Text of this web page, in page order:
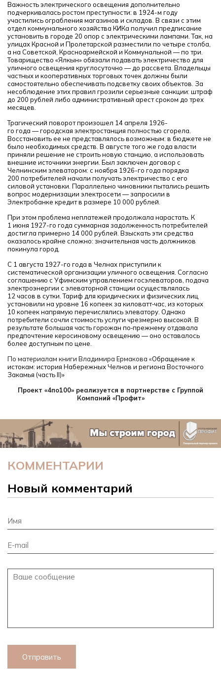
Важность электрического освещения дополнительно
подчеркивалась ростом преступности: в 1924-м году
участились ограбления магазинов и складов. В связи с этим
отдел коммунального хозяйства КИКа получил предписание
установить в городе 20 опор с электрическими лампами. Так, на
улицах Красной и Пролетарской разместили по четыре столба,
а на Советской, Красноармейской и Коммунальной — по три.
Товарищество «Ялкын» обязали подавать электричество для
уличного освещения круглосуточно — до рассвета. Владельцы
частных и кооперативных торговых точек должны были
самостоятельно обеспечивать подсветку своих объектов. За
несоблюдение этих правил грозили серьезные санкции: штраф
до 200 рублей либо административный арест сроком до трех
месяцев.
Трагический поворот произошел 14 апреля 1926-
го года — городская электростанция полностью сгорела.
Восстановить ее не представлялось возможным: в бюджете не
было необходимых средств. В августе того же года власти
приняли решение не строить новую станцию, а использовать
внешние источники энергии. Был заключен договор с
Челнинским элеватором: с ноября 1926-го года порядка
200 потребителей начали получать электричество с его
силовой установки. Параллельно чиновники пытались решить
вопрос модернизации электросети — запросили в
Электробанке кредит в размере 10 000 рублей.
При этом проблема неплатежей продолжала нарастать. К
1 июня 1927-го года суммарная задолженность потребителей
достигла примерно 14 000 рублей. Взыскать эти средства
оказалось крайне сложно: значительная часть должников
покинула город.
С 1 августа 1927-го года в Челнах приступили к
систематической организации уличного освещения. Согласно
соглашению с Уфимским управлением госэлеваторов, подача
электроэнергии с элеваторной станции осуществлялась
12 часов в сутки. Тариф для юридических и физических лиц
установили на уровне 16 копеек за киловатт‑час, из которых
10 копеек напрямую перечислялись элеватору. Однако
потребители сочли стоимость услуги чрезмерно высокой. В
результате большая часть горожан по‑прежнему отдавала
предпочтение керосиновому освещению — оно оставалось
более доступным по цене.
По материалам книги Владимира Ермакова «Обращение к
истокам: история Набережных Челнов и региона Восточного
Закамья (частьII)»
Проект «4по100» реализуется в партнерстве с Группой
Компаний «Профит»
КОММЕНТАРИИ
Новый комментарий
Отправить